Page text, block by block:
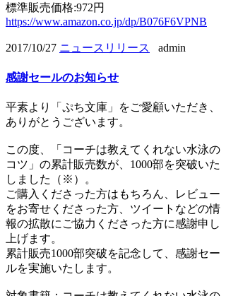
標準販売価格:972円
https://www.amazon.co.jp/dp/B076F6VPNB
2017/10/27 ニュースリリース admin
感謝セールのお知らせ
平素より「ぷち文庫」をご愛顧いただき、
ありがとうございます。
この度、「コーチは教えてくれない水泳の
コツ」の累計販売数が、1000部を突破いた
しました（※）。
ご購入くださった方はもちろん、レビュー
をお寄せくださった方、ツイートなどの情
報の拡散にご協力くださった方に感謝申し
上げます。
累計販売1000部突破を記念して、感謝セー
ルを実施いたします。